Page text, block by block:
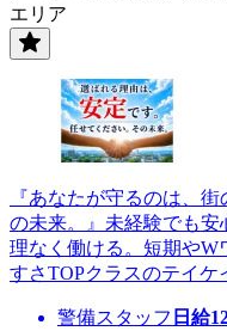
エリア
『あなたが守るのは、
の未来。』未経験でも
理なく働ける。短期や
すさTOPクラスのテイケ
警備スタッフ 日給